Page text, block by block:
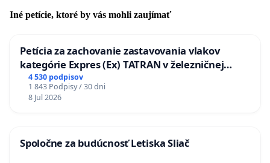
Iné petície, ktoré by vás mohli zaujímať
Petícia za zachovanie zastavovania vlakov
kategórie Expres (Ex) TATRAN v železničnej
stanici Púchov
4 530 podpisov
1 843 Podpisy / 30 dni
8 Jul 2026
Spoločne za budúcnosť Letiska Sliač